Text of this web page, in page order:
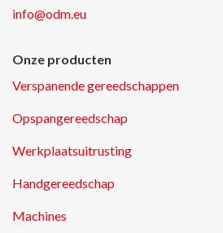
info@odm.eu
Onze producten
Verspanende gereedschappen
Opspangereedschap
Werkplaatsuitrusting
Handgereedschap
Machines